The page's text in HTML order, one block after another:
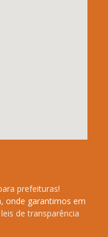
prefeituras!
onde garantimos em
leis de transparência